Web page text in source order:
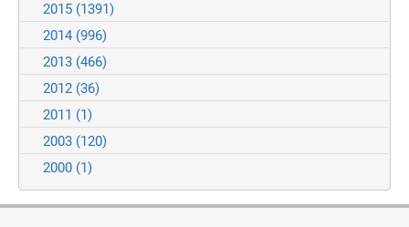
2015 (1391)
2014 (996)
2013 (466)
2012 (36)
2011 (1)
2003 (120)
2000 (1)